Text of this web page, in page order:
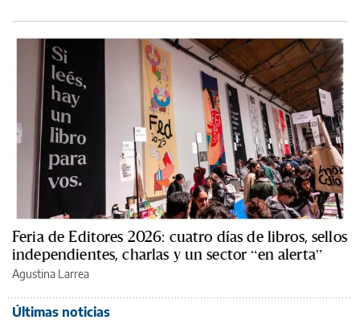
Feria de Editores 2026: cuatro días de libros, sellos
independientes, charlas y un sector “en alerta”
Agustina Larrea
Últimas noticias